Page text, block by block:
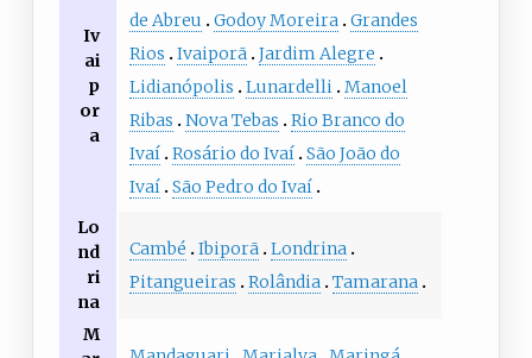
Iv
ai
p
or
a
de Abreu
Godoy Moreira Grandes
Rios
Ivaiporã Jardim Alegre
Lidianópolis
Lunardelli Manoel
Ribas
Nova Tebas
Rio Branco do
Ivaí Rosário do Ivaí São João do
Ivaí São Pedro do Ivaí
Lo
nd
ri
na
Cambé Ibiporã Londrina
Pitangueiras
Rolândia Tamarana
M